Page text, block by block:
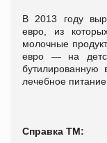
В 2013 году
евро, из
молочные
евро — на
лечебное питание.
Справка ТМ: